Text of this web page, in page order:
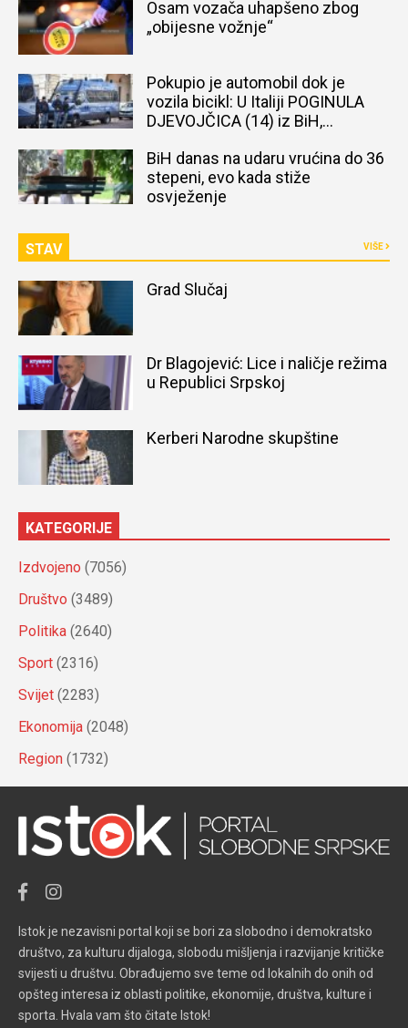
Osam vozača uhapšeno zbog
„obijesne vožnje“
Pokupio je automobil dok je
vozila bicikl: U Italiji POGINULA
DJEVOJČICA (14) iz BiH,
BiH danas na udaru vrućina do 36
stepeni, evo kada stiže
osvježenje
STAV VIŠE
Grad Slučaj
Dr Blagojević: Lice i naličje režima
u Republici Srpskoj
Kerberi Narodne skupštine
KATEGORIJE
Izdvojeno (7056)
Društvo (3489)
Politika (2640)
Sport (2316)
Svijet (2283)
Ekonomija (2048)
Region (1732)
Istok je nezavisni portal koji se bori za slobodno i demokratsko
društvo, za kulturu dijaloga, slobodu mišljenja i razvijanje kritičke
svijesti u društvu. Obrađujemo sve teme od lokalnih do onih od
opšteg interesa iz oblasti politike, ekonomije, društva, kulture i
sporta. Hvala vam što čitate Istok!